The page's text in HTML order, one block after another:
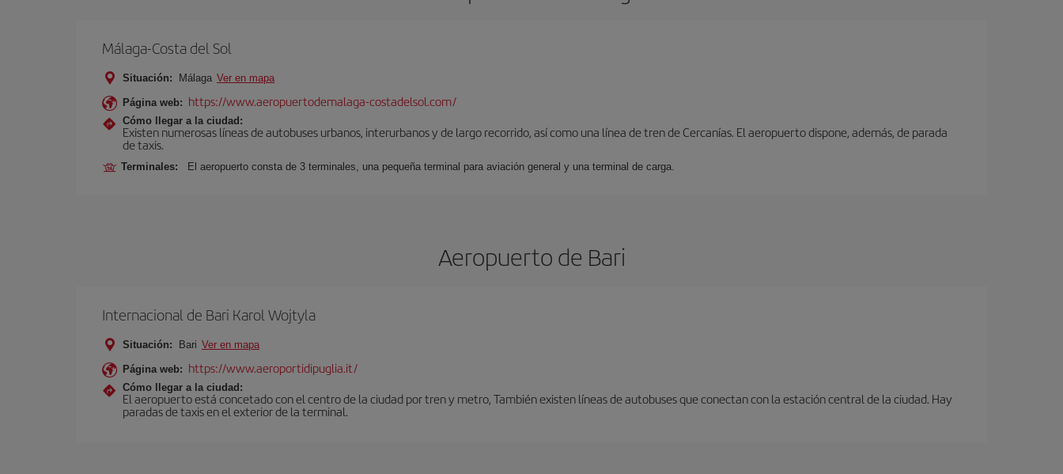
Málaga-Costa del Sol
Situación: Málaga Ver en mapa
Página web: https://www.aeropuertodemalaga-costadelsol.com/
Cómo llegar a la ciudad:
Existen numerosas líneas de autobuses urbanos, interurbanos y de largo recorrido, así como una línea de tren de Cercanías. El aeropuerto dispone, además, de parada
de taxis.
Terminales: El aeropuerto consta de 3 terminales, una pequeña terminal para aviación general y una terminal de carga.
Aeropuerto de Bari
Internacional de Bari Karol Wojtyla
Situación: Bari Ver en mapa
Página web: https://www.aeroportidipuglia.it/
Cómo llegar a la ciudad:
El aeropuerto está concetado con el centro de la ciudad por tren y metro, También existen líneas de autobuses que conectan con la estación central de la ciudad. Hay
paradas de taxis en el exterior de la terminal.